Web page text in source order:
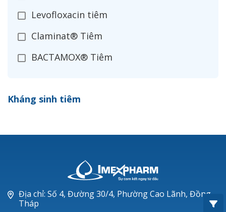
Levofloxacin tiêm
Claminat® Tiêm
BACTAMOX® Tiêm
Ceftizoxim®
Piperacillin
Ticarlinat®
Kháng sinh tiêm
Địa chỉ: Số 4, Đường 30/4, Phường Cao Lãnh, Đồng
Tháp